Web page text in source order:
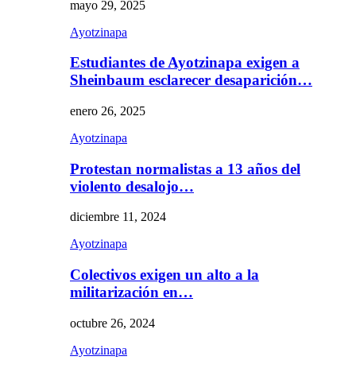
mayo 29, 2025
Ayotzinapa
Estudiantes de Ayotzinapa exigen a
Sheinbaum esclarecer desaparición…
enero 26, 2025
Ayotzinapa
Protestan normalistas a 13 años del
violento desalojo…
diciembre 11, 2024
Ayotzinapa
Colectivos exigen un alto a la
militarización en…
octubre 26, 2024
Ayotzinapa